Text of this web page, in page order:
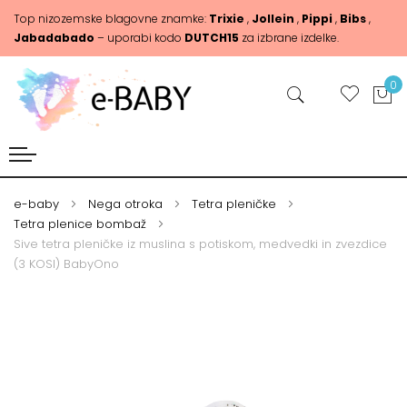
Top nizozemske blagovne znamke: Trixie , Jollein , Pippi, Bibs,
Jabadabado – uporabi kodo DUTCH15 za izbrane izdelke.
0
e-baby Nega otroka
Tetra pleničke
Tetra plenice bombaž
Sive tetra pleničke iz muslina s potiskom, medvedki in zvezdice
(3 KOSI) BabyOno